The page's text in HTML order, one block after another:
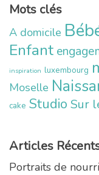
Mots clés
A domicile
Enfant
inspiration luxembourg
Moselle
cake Studio Sur
Articles
Portraits de